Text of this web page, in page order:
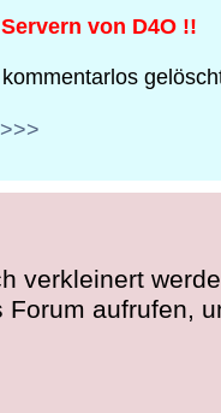
von D4O !!
>>>
verkleinert
aufrufen,